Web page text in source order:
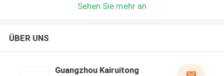
Sehen Sie mehr an
ÜBER UNS
Guangzhou Kairuitong